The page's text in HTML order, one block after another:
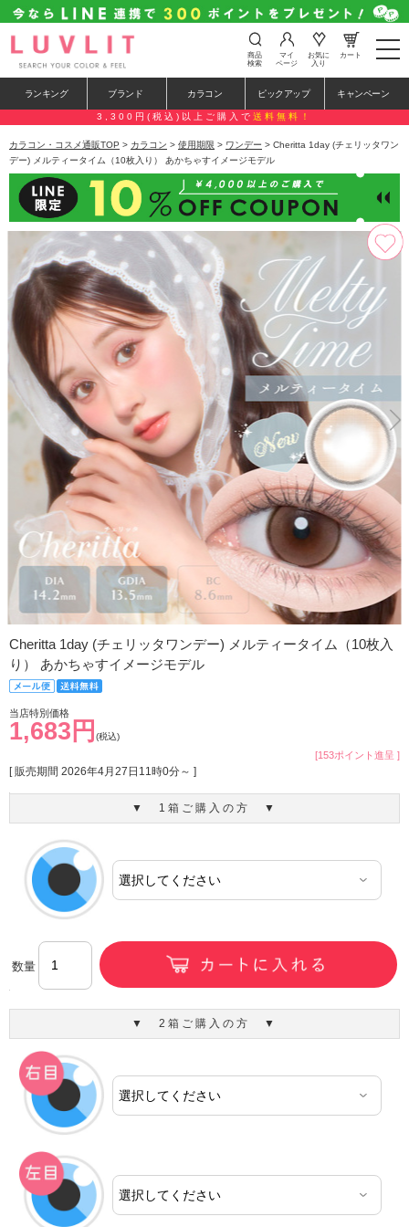
t
o
e
n
a
a
i
o
n
商品
検索
マイ
ページ
お気に
入り
カート
ランキング ブランド カラコン ピックアップ キャンペーン
3,300円(税込)以上ご購入で 送料無料！
カラコン・コスメ通販TOP > カラコン > 使用期限 > ワンデー > Cheritta 1day (チェリッタワン
デー) メルティータイム（10枚入り） あかちゃすイメージモデル
Cheritta 1day (チェリッタワンデー) メルティータイム（10枚入
り） あかちゃすイメージモデル
当店特別価格
1,683円 (税込)
[153ポイント進呈 ]
[ 販売期間 2026年4月27日11時0分～ ]
▼ 1箱ご購入の方 ▼
数量
▼ 2箱ご購入の方 ▼